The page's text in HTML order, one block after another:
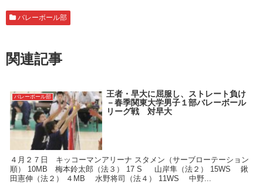
バレーボール部
関連記事
バレーボール部
王者・早大に屈服し、ストレート負け
－春季関東大学男子１部バレーボール
リーグ戦 対早大
４月２７日 キッコーマンアリーナ スタメン（サーブローテーション
順） 10MB 梅本鈴太郎（法３） 17 S 山岸隼（法２） 15WS 鍬
田憲伸（法２） ４MB 水野将司（法４） 11WS 中野...